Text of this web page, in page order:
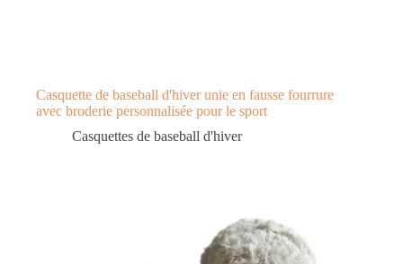
Casquette de baseball d'hiver unie en fausse fourrure
avec broderie personnalisée pour le sport
Casquettes de baseball d'hiver